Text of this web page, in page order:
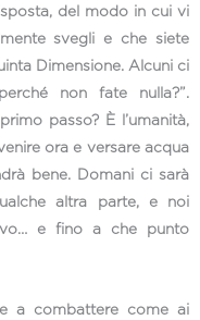
del modo in cui vi
svegli e che siete
Dimensione. Alcuni ci
non fate nulla?”.
passo? È l’umanità,
ora e versare acqua
bene. Domani ci sarà
altra parte, e noi
e fino a che punto
a combattere come ai